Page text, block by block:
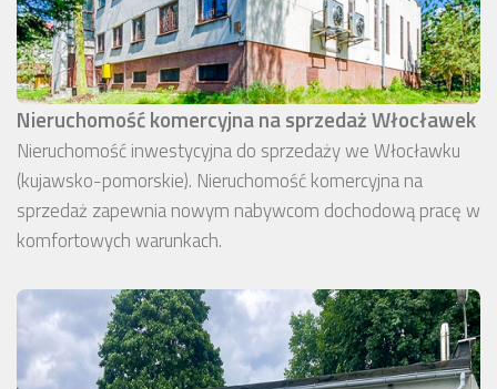
Nieruchomość komercyjna na sprzedaż Włocławek
Nieruchomość inwestycyjna do sprzedaży we Włocławku
(kujawsko-pomorskie). Nieruchomość komercyjna na
sprzedaż zapewnia nowym nabywcom dochodową pracę w
komfortowych warunkach.